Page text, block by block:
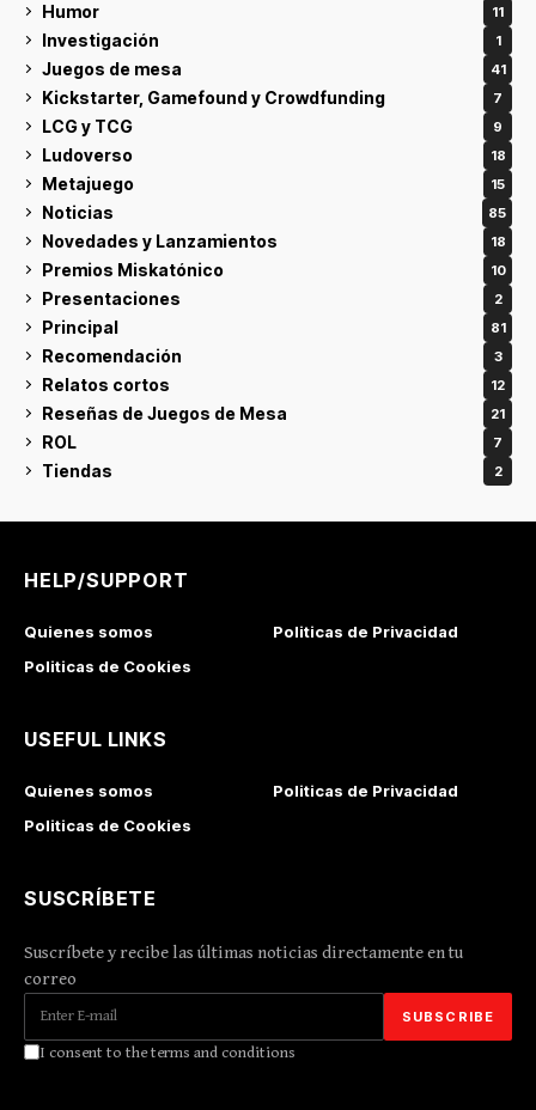
Humor 11
Investigación 1
Juegos de mesa 41
Kickstarter, Gamefound y Crowdfunding 7
LCG y TCG 9
Ludoverso 18
Metajuego 15
Noticias 85
Novedades y Lanzamientos 18
Premios Miskatónico 10
Presentaciones 2
Principal 81
Recomendación 3
Relatos cortos 12
Reseñas de Juegos de Mesa 21
ROL 7
Tiendas 2
HELP/SUPPORT
Quienes somos
Politicas de Privacidad
Politicas de Cookies
USEFUL LINKS
Quienes somos
Politicas de Privacidad
Politicas de Cookies
SUSCRÍBETE
Suscríbete y recibe las últimas noticias directamente en tu
correo
I consent to the terms and conditions